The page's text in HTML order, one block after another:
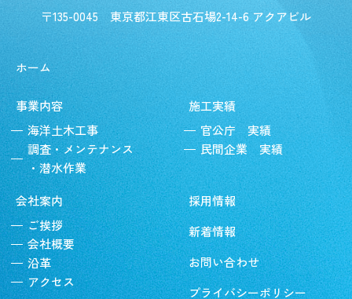
〒135-0045 東京都江東区古石場2-14-6 アクアビル
ホーム
事業内容
海洋土木工事
調査・メンテナンス
・潜水作業
施工実績
官公庁 実績
民間企業 実績
会社案内
ご挨拶
会社概要
沿革
アクセス
採用情報
新着情報
お問い合わせ
プライバシーポリシー